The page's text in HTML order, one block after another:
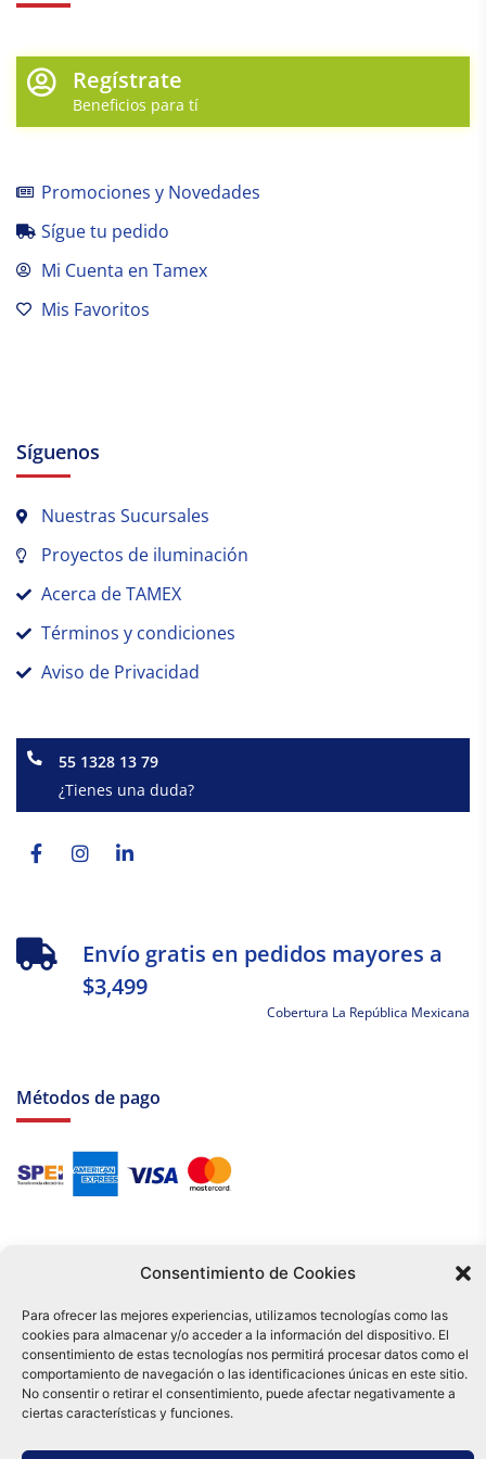
Consentimiento de Cookies
Para ofrecer las mejores experiencias, utilizamos tecnologías como las
cookies para almacenar y/o acceder a la información del dispositivo. El
consentimiento de estas tecnologías nos permitirá procesar datos como el
comportamiento de navegación o las identificaciones únicas en este sitio.
No consentir o retirar el consentimiento, puede afectar negativamente a
ciertas características y funciones.
Regístrate
Beneficios para tí
Promociones y Novedades
Sígue tu pedido
Mi Cuenta en Tamex
Mis Favoritos
Síguenos
Nuestras Sucursales
Proyectos de iluminación
Acerca de TAMEX
Términos y condiciones
Aviso de Privacidad
55 1328 13 79
¿Tienes una duda?
f
Envío gratis en pedidos mayores a
$3,499
Cobertura La República Mexicana
Métodos de pago
Tu compra es respaldada por nuestro certificado SSL y operada bajo las
mejores prácticas de seguridad.
Distribuidora Tamex - México
e-commerce